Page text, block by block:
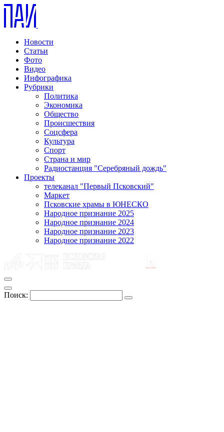
Новости
Статьи
Фото
Видео
Инфографика
Рубрики
Политика
Экономика
Общество
Происшествия
Соцсфера
Культура
Спорт
Страна и мир
Радиостанция "Серебряный дождь"
Проекты
телеканал "Первый Псковский"
Маркет
Псковские храмы в ЮНЕСКО
Народное признание 2025
Народное признание 2024
Народное признание 2023
Народное признание 2022
Поиск: